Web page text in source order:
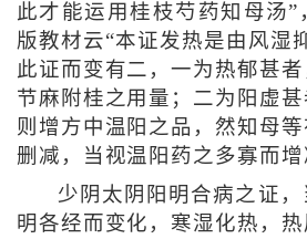
此才能运用桂枝芍药知母汤”
版教材云“本证发热是由风湿
此证而变有二，一为热郁甚
节麻附桂之用量；二为阳虚甚
则增方中温阳之品，然知母
删减，当视温阳药之多寡而增
少阴太阴阳明合病之证
明各经而变化，寒湿化热，